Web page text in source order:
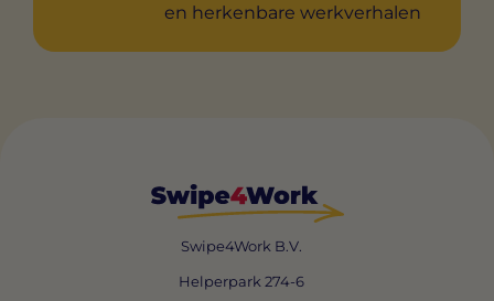
en herkenbare werkverhalen
Swipe4Work B.V.
Helperpark 274-6